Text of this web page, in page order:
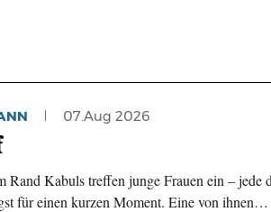
07.Aug 2026
Rand Kabuls treffen junge Frauen ein – jede
für einen kurzen Moment. Eine von ihnen…